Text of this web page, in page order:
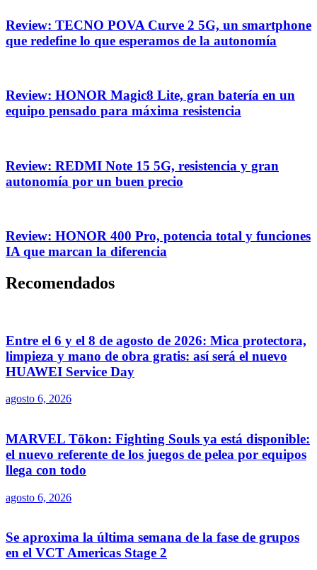
Review: TECNO POVA Curve 2 5G, un smartphone
que redefine lo que esperamos de la autonomía
Review: HONOR Magic8 Lite, gran batería en un
equipo pensado para máxima resistencia
Review: REDMI Note 15 5G, resistencia y gran
autonomía por un buen precio
Review: HONOR 400 Pro, potencia total y funciones
IA que marcan la diferencia
Recomendados
Entre el 6 y el 8 de agosto de 2026: Mica protectora,
limpieza y mano de obra gratis: así será el nuevo
HUAWEI Service Day
agosto 6, 2026
MARVEL Tōkon: Fighting Souls ya está disponible:
el nuevo referente de los juegos de pelea por equipos
llega con todo
agosto 6, 2026
Se aproxima la última semana de la fase de grupos
en el VCT Americas Stage 2